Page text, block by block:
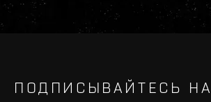
ПОДПИСЫВАЙТЕСЬ НА